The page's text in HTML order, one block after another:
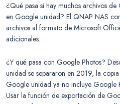
¿Qué pasa si hay muchos archivos
en Google unidad? El QNAP NAS
archivos al formato de Microsoft
adicionales.
¿Y qué pasa con Google Photos?
unidad se separaron en 2019, la
Google unidad ya no incluye Google
Usar la función de exportación de